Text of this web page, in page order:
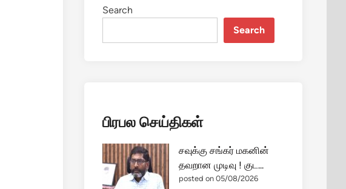
Search
Search
பிரபல செய்திகள்
சவுக்கு சங்கர் மகனின்
தவறான முடிவு ! குட...
posted on 05/08/2026